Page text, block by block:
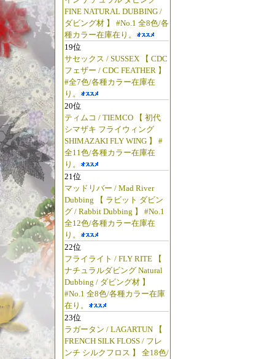
FINE NATURAL DUBBING /
ダビング材 】 #No.1 全8色/各
種カラー在庫在り。
19位
サセックス / SUSSEX 【 CDC
フェザー / CDC FEATHER 】
#全7色/各種カラー在庫在
り。
20位
ティムコ / TIEMCO 【 初代
シマザキ フライウィング
SHIMAZAKI FLY WING 】 #
全11色/各種カラー在庫在
り。
21位
マッドリバー / Mad River
Dubbing 【 ラビット ダビン
グ / Rabbit Dubbing 】 #No.1
全12色/各種カラー在庫在
り。
22位
フライライト / FLY RITE 【
ナチュラルダビング Natural
Dubbing / ダビング材 】
#No.1 全8色/各種カラー在庫
在り。
23位
ラガータン / LAGARTUN 【
FRENCH SILK FLOSS / フレ
ンチ シルクフロス 】 全18色/